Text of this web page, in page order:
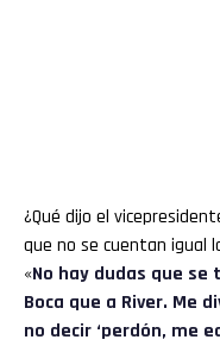
¿Qué dijo el
que no se cuentan igual
«No hay dudas que
Boca que a River. Me
no decir ‘perdón, me